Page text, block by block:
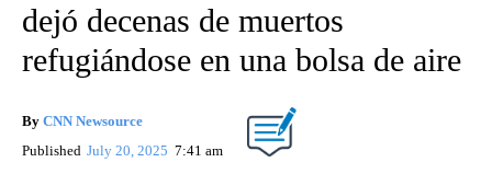
dejó decenas de muertos
refugiándose en una bolsa de aire
By CNN Newsource
Published July 20, 2025 7:41 am